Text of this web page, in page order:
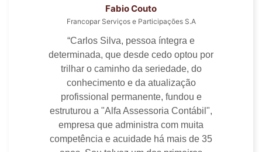
Roland Jardim
R Jardim Imóveis
“É importante sentir confiança no
escritório de contabilidade que nos
atende, decerto a equipe da Alfa
Assessoria sempre nos garantiu essa
segurança. Agradeço a atenção e o
excelente atendimento de toda equipe,
em especial do seu diretor Carlos Silva,
temos uma parceria de 25 anos e